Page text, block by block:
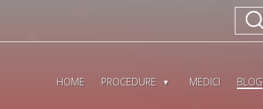
HOME PROCEDURE MEDICI BLOG